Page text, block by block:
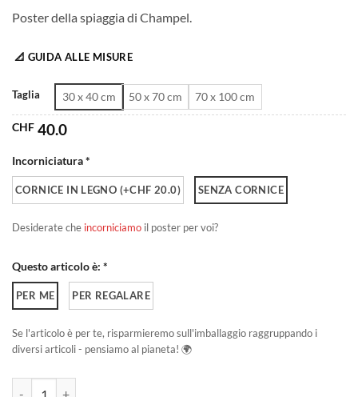
prezzo:
a
CHF 180.0
Poster della spiaggia di Champel.
📐 GUIDA ALLE MISURE
Taglia 30 x 40 cm 50 x 70 cm 70 x 100 cm
CHF 40.0
Incorniciatura *
CORNICE IN LEGNO (+CHF 20.0) SENZA CORNICE
Desiderate che incorniciamo il poster per voi?
Questo articolo è: *
PER ME PER REGALARE
Se l'articolo è per te, risparmieremo sull'imballaggio raggruppando i
diversi articoli - pensiamo al pianeta! 🌍